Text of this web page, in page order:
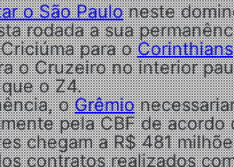
o São Pauloneste
rodada a sua
para oCorinthians
o Cruzeiro no interior
o Z4.
oGrêmio
pela CBF de
chegam a R$ 481
contratos realizados